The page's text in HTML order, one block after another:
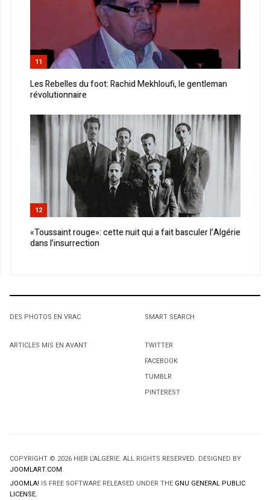
11
Les Rebelles du foot: Rachid Mekhloufi, le gentleman
révolutionnaire
12
«Toussaint rouge»: cette nuit qui a fait basculer l’Algérie
dans l’insurrection
DES PHOTOS EN VRAC SMART SEARCH
ARTICLES MIS EN AVANT
TWITTER
FACEBOOK
TUMBLR
PINTEREST
COPYRIGHT © 2026 HIER L'ALGERIE. ALL RIGHTS RESERVED. DESIGNED BY
JOOMLART.COM.
JOOMLA! IS FREE SOFTWARE RELEASED UNDER THE GNU GENERAL PUBLIC
LICENSE.